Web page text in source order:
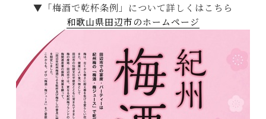
▼「梅酒で乾杯条例」について詳しくはこちら
和歌山県田辺市のホームページ